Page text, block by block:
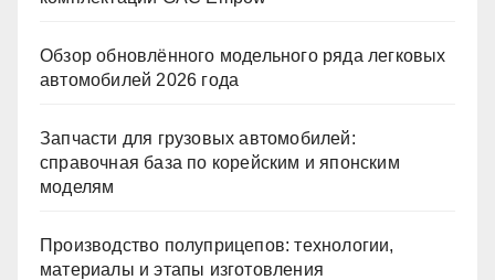
Обзор обновлённого модельного ряда легковых
автомобилей 2026 года
Запчасти для грузовых автомобилей:
справочная база по корейским и японским
моделям
Производство полуприцепов: технологии,
материалы и этапы изготовления